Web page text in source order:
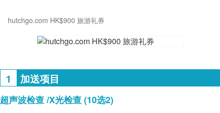
hutchgo.com HK$900 旅游礼券
1 加送项目
超声波检查 /X光检查(10选2)